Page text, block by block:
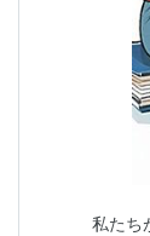
私たち